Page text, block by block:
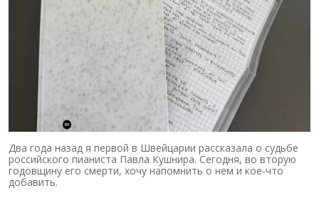
Два года назад я первой в Швейцарии рассказала о судьбе
российского пианиста Павла Кушнира. Сегодня, во вторую
годовщину его смерти, хочу напомнить о нем и кое-что
добавить.